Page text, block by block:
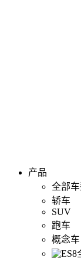
产品
全部
轿车
SUV
跑车
概念车